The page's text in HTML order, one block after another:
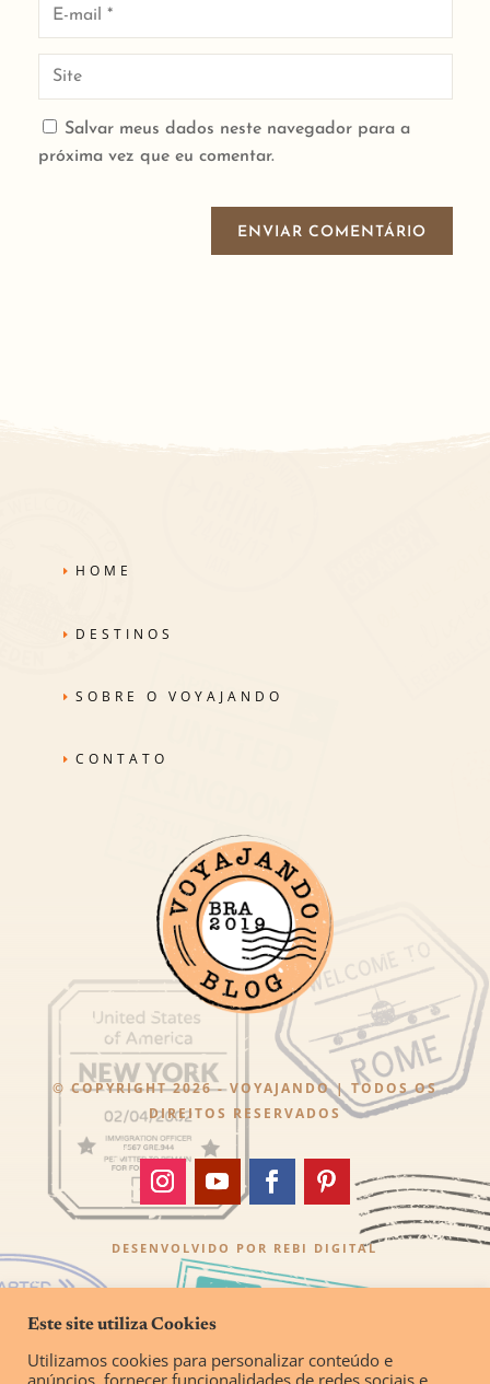
Salvar meus dados neste navegador para a
próxima vez que eu comentar.
ENVIAR COMENTÁRIO
HOME
DESTINOS
SOBRE O VOYAJANDO
CONTATO
© COPYRIGHT 2026 - VOYAJANDO | TODOS OS
DIREITOS RESERVADOS
DESENVOLVIDO POR REBI DIGITAL
Este site utiliza Cookies
Utilizamos cookies para personalizar conteúdo e
anúncios, fornecer funcionalidades de redes sociais e